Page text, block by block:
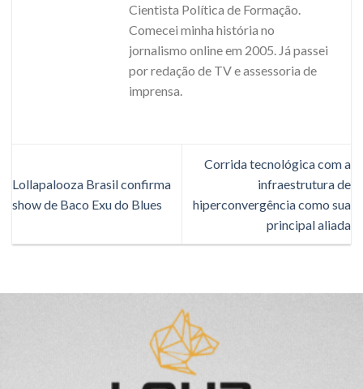
Cientista Política de Formação.
Comecei minha história no
jornalismo online em 2005. Já passei
por redação de TV e assessoria de
imprensa.
Lollapalooza Brasil confirma
show de Baco Exu do Blues
Corrida tecnológica com a
infraestrutura de
hiperconvergência como sua
principal aliada